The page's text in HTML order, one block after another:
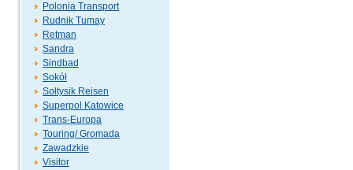
Polonia Transport
Rudnik Tumay
Retman
Sandra
Sindbad
Sokół
Sołtysik Reisen
Superpol Katowice
Trans-Europa
Touring/ Gromada
Zawadzkie
Visitor